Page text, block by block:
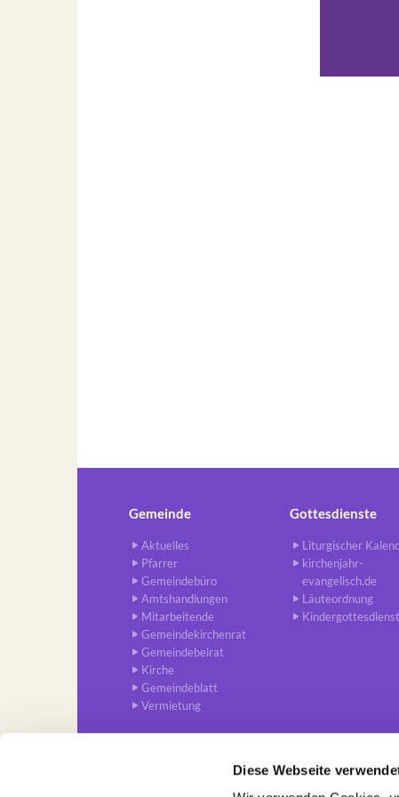
Diese Webseite
Gemeinde
Aktuelles
Pfarrer
Gemeindebüro
Amtshandlungen
Mitarbeitende
Gemeindekirchenrat
Gemeindebeirat
Kirche
Gemeindeblatt
Vermietung
Gottesdienste
Liturgischer
kirchenjahr-
evangelisch.de
Läuteordnung
Kindergottesdienst